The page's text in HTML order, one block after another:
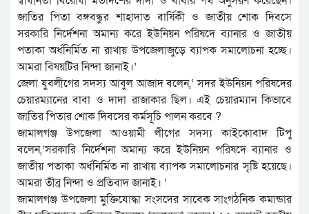
জাতির পিতা বঙ্গবন্ধুর শাহাদাত বার্ষিকী ও জাতীয় শোক দিবসে
সরকারি নির্দেশনা অমান্য করে ইউনিয়ন পরিষদে ব্যানার ও জাতীয়
পতাকা অর্ধনির্মিত না রাখায় উপজেলাজুড়ে ব্যাপক সমালোচনা হচ্ছে।
আমরা বিষয়টির নিন্দা জানাই।’
জেলা যুবলীগের সদস্য আবুল আজাদ বলেন,‘ সদর ইউনিয়ন পরিষদের
চেয়ারম্যানের বাবা ও দাদা রাজাকার ছিল। এই চেয়ারম্যান কিভাবে
জাতির পিতার শোক দিবসের কর্মসূচি পালন করবে ?
জামালগঞ্জ উপজেলা আওয়ামী লীগের সদস্য কাইকোবাদ টিপু
বলেন,‘সরকারি নির্দেশনা অমান্য করে ইউনিয়ন পরিষদে ব্যানার ও
জাতীয় পতাকা অর্ধনির্মিত না রাখায় ব্যাপক সমালোচনার সৃষ্টি হয়েছে।
আমরা তীব্র নিন্দা ও প্রতিবাদ জানাই। ’
জামালগঞ্জ উপজেলা মুক্তিযোদ্ধা সংসদের সাবেক সাংগঠনিক কমান্ডার